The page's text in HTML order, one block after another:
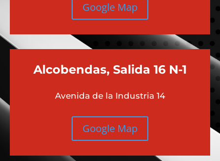
Google Map
Alcobendas, Salida 16 N-1
Avenida de la Industria 14
Google Map